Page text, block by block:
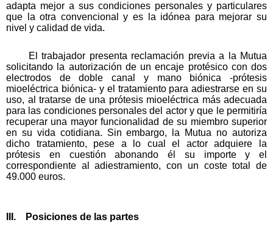
adapta mejor a sus condiciones personales y particulares
que la otra convencional y es la idónea para mejorar su
nivel y calidad de vida.
El trabajador presenta reclamación previa a la Mutua
solicitando la autorización de un encaje protésico con dos
electrodos de doble canal y mano biónica -prótesis
mioeléctrica biónica- y el tratamiento para adiestrarse en su
uso, al tratarse de una prótesis mioeléctrica más adecuada
para las condiciones personales del actor y que le permitiría
recuperar una mayor funcionalidad de su miembro superior
en su vida cotidiana. Sin embargo, la Mutua no autoriza
dicho tratamiento, pese a lo cual el actor adquiere la
prótesis en cuestión abonando él su importe y el
correspondiente al adiestramiento, con un coste total de
49.000 euros.
III. Posiciones de las partes